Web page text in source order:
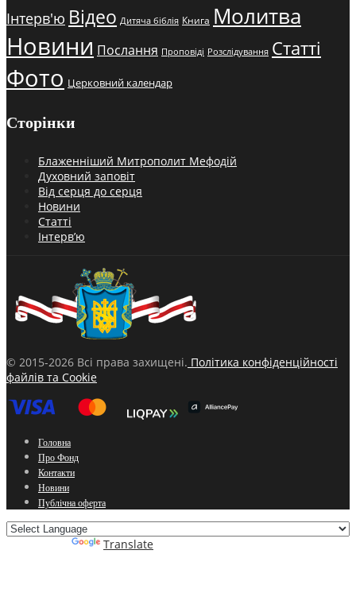
Інтерв'ю Відео Дитяча біблія Книга Молитва
Новини Послання Проповіді Розслідування Статті
Фото Церковний календар
Сторінки
Блаженніший Митрополит Мефодій
Духовний заповіт
Від серця до серця
Новини
Статті
Інтерв’ю
© 2015-2026 Всі права захищені. Політика конфіденційності
файлів та Cookie
Головна
Про Фонд
Контакти
Новини
Публічна оферта
Translate